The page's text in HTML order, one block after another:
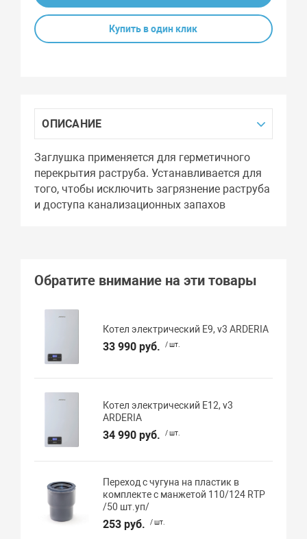
Купить в один клик
ОПИСАНИЕ
Заглушка применяется для герметичного
перекрытия раструба. Устанавливается для
того, чтобы исключить загрязнение раструба
и доступа канализационных запахов
Обратите внимание на эти товары
Котел электрический E9, v3 ARDERIA
33 990 руб. / шт.
Котел электрический E12, v3
ARDERIA
34 990 руб. / шт.
Переход с чугуна на пластик в
комплекте с манжетой 110/124 RTP
/50 шт.уп/
253 руб. / шт.